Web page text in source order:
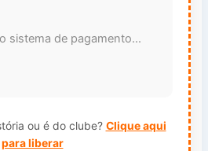
sistema de pagamento...
ou é do clube? Clique aqui
para liberar